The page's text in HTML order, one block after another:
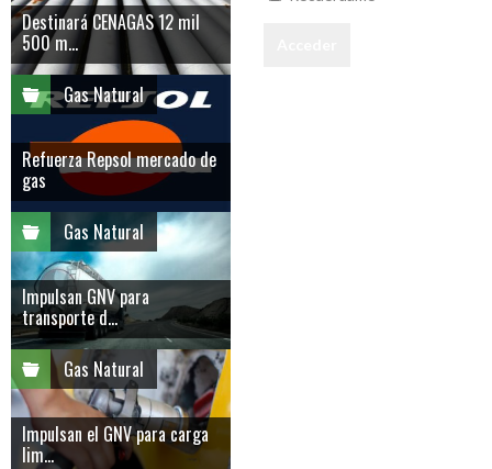
Destinará CENAGAS 12 mil
500 m...
Gas Natural
Refuerza Repsol mercado de
gas
Gas Natural
Impulsan GNV para
transporte d...
Gas Natural
Impulsan el GNV para carga
lim...